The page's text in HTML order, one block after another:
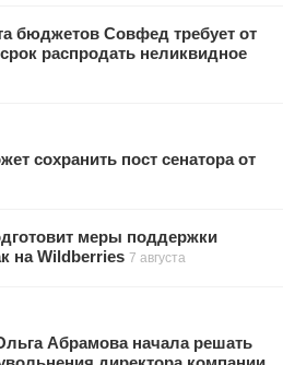
бюджетов Совфед требует от
распродать неликвидное
сохранить пост сенатора от
меры поддержки
на Wildberries 7 августа
Абрамова начала решать